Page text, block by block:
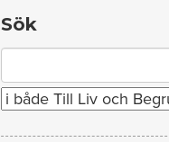
Sök
for: